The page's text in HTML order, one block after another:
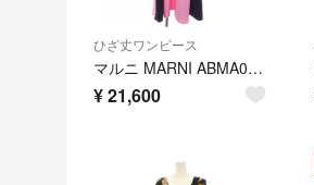
ひざ丈ワンピース
マルニ MARNI ABMA0157CQ TCR23 ワンピース
¥21,600